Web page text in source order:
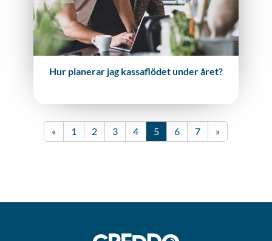
Hur planerar jag kassaflödet under året?
Sidnumrering
för
« Föregående
1 2 3 4 5 6 7 »Nästa